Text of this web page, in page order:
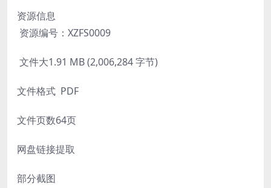
资源信息
资源编号：XZFS0009
文件大1.91 MB (2,006,284 字节)
文件格式 PDF
文件页数64页
网盘链接提取
部分截图